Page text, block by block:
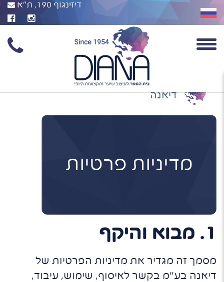
דיזינגוף 190, ת"א
דיאנה
מדיניות פרטיות
1. מבוא והיקף
מסמך זה מגדיר את מדיניות הפרטיות של
דיאנה בע"מ בקשר לאיסוף, שימוש, עיבוד,